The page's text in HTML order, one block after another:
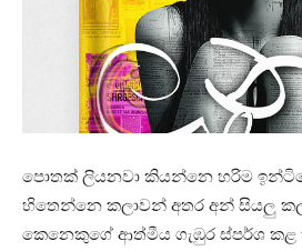
පොතක් ලියනවා කියන්නෙ හරිම
හිතෙන්නෙ කලාවන් අතර අන් සියලු
කෙනෙකුගේ ආත්මීය ගැඹුර ස්පර්ශ කළ